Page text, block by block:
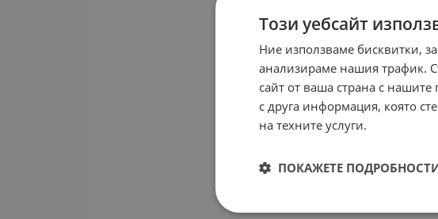
Този уебсайт
Ние използваме бисквитки,
анализираме нашия трафик.
сайт от ваша страна с
с друга информация, която
на техните услуги.
ПОКАЖЕТЕ